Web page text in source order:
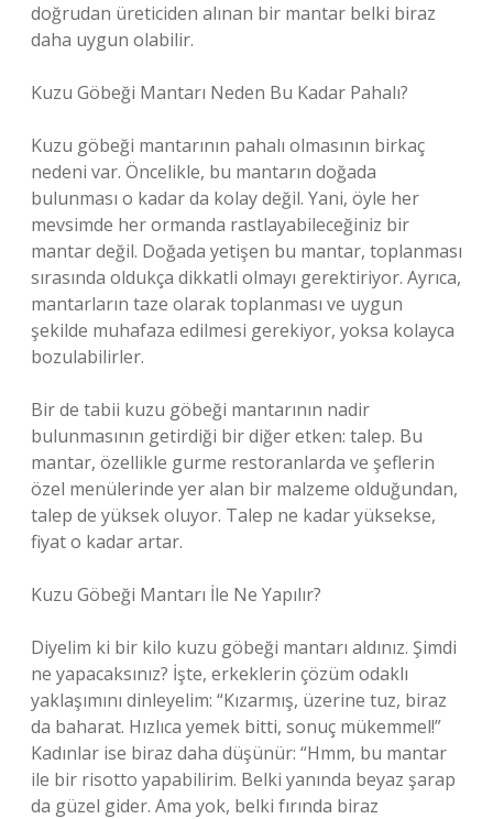
doğrudan üreticiden alınan bir mantar belki biraz
daha uygun olabilir.
Kuzu Göbeği Mantarı Neden Bu Kadar Pahalı?
Kuzu göbeği mantarının pahalı olmasının birkaç
nedeni var. Öncelikle, bu mantarın doğada
bulunması o kadar da kolay değil. Yani, öyle her
mevsimde her ormanda rastlayabileceğiniz bir
mantar değil. Doğada yetişen bu mantar, toplanması
sırasında oldukça dikkatli olmayı gerektiriyor. Ayrıca,
mantarların taze olarak toplanması ve uygun
şekilde muhafaza edilmesi gerekiyor, yoksa kolayca
bozulabilirler.
Bir de tabii kuzu göbeği mantarının nadir
bulunmasının getirdiği bir diğer etken: talep. Bu
mantar, özellikle gurme restoranlarda ve şeflerin
özel menülerinde yer alan bir malzeme olduğundan,
talep de yüksek oluyor. Talep ne kadar yüksekse,
fiyat o kadar artar.
Kuzu Göbeği Mantarı İle Ne Yapılır?
Diyelim ki bir kilo kuzu göbeği mantarı aldınız. Şimdi
ne yapacaksınız? İşte, erkeklerin çözüm odaklı
yaklaşımını dinleyelim: “Kızarmış, üzerine tuz, biraz
da baharat. Hızlıca yemek bitti, sonuç mükemmel!”
Kadınlar ise biraz daha düşünür: “Hmm, bu mantar
ile bir risotto yapabilirim. Belki yanında beyaz şarap
da güzel gider. Ama yok, belki fırında biraz